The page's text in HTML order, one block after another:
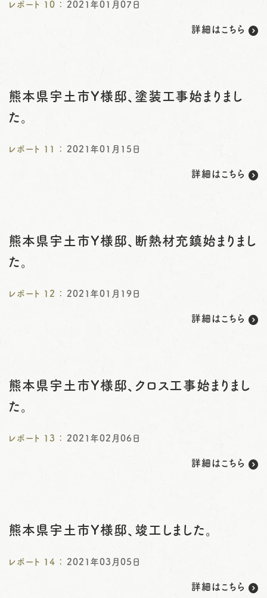
レポート 10 ： 2021年01月07日
詳細はこちら
熊本県宇土市Y様邸、塗装工事始まりまし
た。
レポート 11 ： 2021年01月15日
詳細はこちら
熊本県宇土市Y様邸、断熱材充鎮始まりまし
た。
レポート 12 ： 2021年01月19日
詳細はこちら
熊本県宇土市Y様邸、クロス工事始まりまし
た。
レポート 13 ： 2021年02月06日
詳細はこちら
熊本県宇土市Y様邸、竣工しました。
レポート 14 ： 2021年03月05日
詳細はこちら